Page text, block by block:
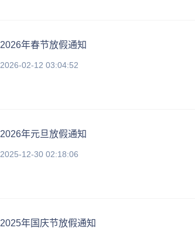
2026年春节放假通知
2026-02-12 03:04:52
2026年元旦放假通知
2025-12-30 02:18:06
2025年国庆节放假通知